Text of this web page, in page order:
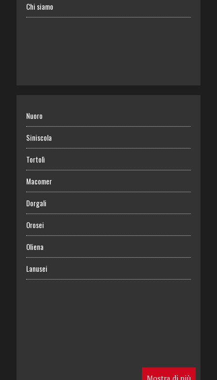
Chi siamo
Nuoro
Siniscola
Tortolì
Macomer
Dorgali
Orosei
Oliena
Lanusei
Mostra di più